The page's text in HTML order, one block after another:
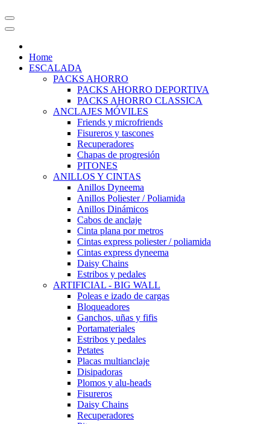
Home
ESCALADA
PACKS AHORRO
PACKS AHORRO DEPORTIVA
PACKS AHORRO CLASSICA
ANCLAJES MÓVILES
Friends y microfriends
Fisureros y tascones
Recuperadores
Chapas de progresión
PITONES
ANILLOS Y CINTAS
Anillos Dyneema
Anillos Poliester / Poliamida
Anillos Dinámicos
Cabos de anclaje
Cinta plana por metros
Cintas express poliester / poliamida
Cintas express dyneema
Daisy Chains
Estribos y pedales
ARTIFICIAL - BIG WALL
Poleas e izado de cargas
Bloqueadores
Ganchos, uñas y fifis
Portamateriales
Estribos y pedales
Petates
Placas multianclaje
Disipadoras
Plomos y alu-heads
Fisureros
Daisy Chains
Recuperadores